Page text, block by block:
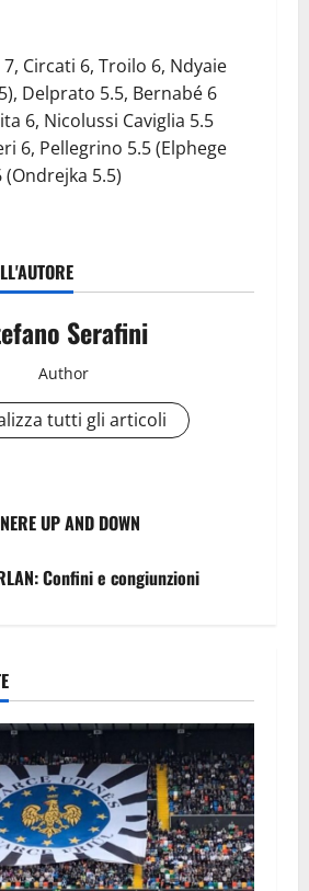
7, Circati 6, Troilo 6, Ndyaie
Delprato 5.5, Bernabé 6
6, Nicolussi Caviglia 5.5
6, Pellegrino 5.5 (Elphege
(Ondrejka 5.5)
Serafini
Author
tutti gli articoli
UP AND DOWN
Confini e congiunzioni